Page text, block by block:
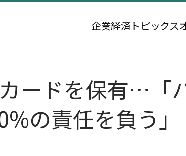
企業経済 トピックス
ードを保有…「
の責任を負う」